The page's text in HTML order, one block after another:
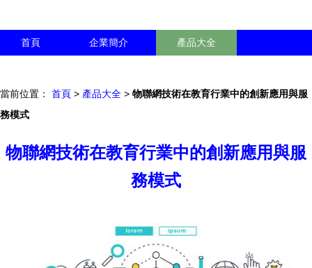
首頁 企業簡介 產品大全
當前位置： 首頁 > 產品大全 > 物聯網技術在教育行業中的創新應用與服
務模式
物聯網技術在教育行業中的創新應用與服
務模式